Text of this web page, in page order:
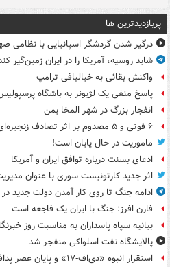
پربازدیدترین ها
درگیر شدن گردشگر اسپانیایی با نظامی
شاید روسیه، آمریکا را در ایران زمین‌گیر
واکنش بقائی به خیالبافی ترامپ
پاسخ منفی یک لژیونر به باشگاه
انفجار بزرگ در شهر المخا یمن
۶ فوتی و ۵ مصدوم بر اثر تصادف زنجیره‌ای
ماموریت در حال پایان است!
ادعای بسنت درباره توافق ایران و آمریکا
اثر جدید کارتونیست سوری با عنوان
ادامه جنگ تا روی کار آمدن دولت جدید در
فارن افرز: جنگ با ایران یک فاجعه است
بیانیه سپاه پاسداران به مناسبت روز
پالایشگاه نفت اسلواکی منفجر شد
استقرار انبوه «دی‌اف‑۱۷» و پایان عصر پدافند آمریکا +عکس